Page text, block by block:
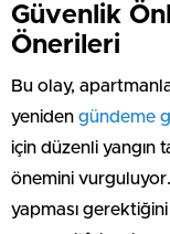
Güvenlik
Önerileri
Bu olay,
yeniden gündeme
için düzenli yangın
önemini vurguluyor.
yapması